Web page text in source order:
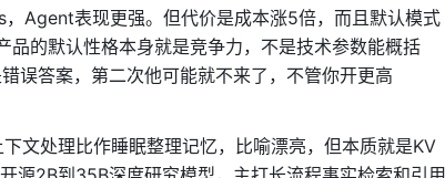
Agent表现更强。但代价是成本涨5倍，而且默认模式
的默认性格本身就是竞争力，不是技术参数能概括
误答案，第二次他可能就不来了，不管你开更高
文处理比作睡眠整理记忆，比喻漂亮，但本质就是KV